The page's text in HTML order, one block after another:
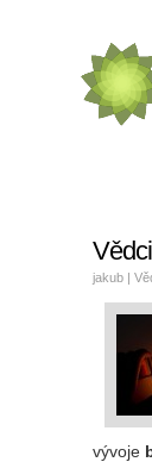
jakub |
vývoje